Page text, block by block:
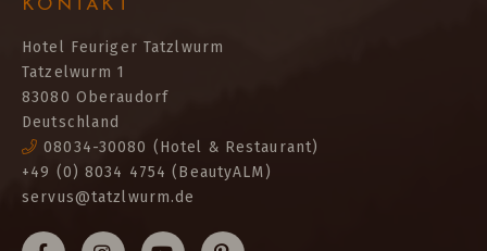
KONTAKT
Hotel Feuriger Tatzlwurm
Tatzelwurm 1
83080 Oberaudorf
Deutschland
08034-30080 (Hotel & Restaurant)
+49 (0) 8034 4754 (BeautyALM)
servus@tatzlwurm.de